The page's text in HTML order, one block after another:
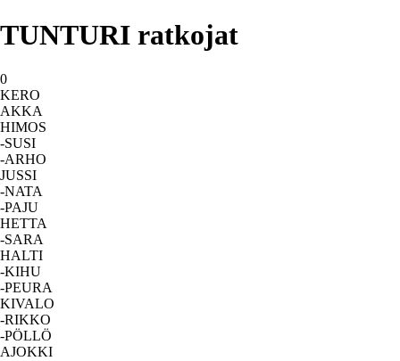
TUNTURI ratkojat
0
KERO
AKKA
HIMOS
-SUSI
-ARHO
JUSSI
-NATA
-PAJU
HETTA
-SARA
HALTI
-KIHU
-PEURA
KIVALO
-RIKKO
-PÖLLÖ
AJOKKI